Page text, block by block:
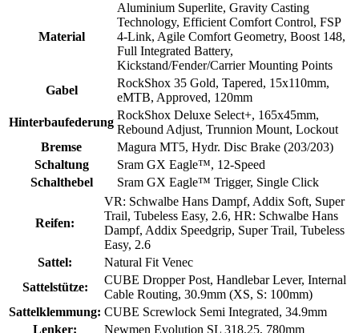
Material
Aluminium Superlite, Gravity Casting
Technology, Efficient Comfort Control, FSP
4-Link, Agile Comfort Geometry, Boost 148,
Full Integrated Battery,
Kickstand/Fender/Carrier Mounting Points
Gabel
RockShox 35 Gold, Tapered, 15x110mm,
eMTB, Approved, 120mm
Hinterbaufederung
RockShox Deluxe Select+, 165x45mm,
Rebound Adjust, Trunnion Mount, Lockout
Bremse
Magura MT5, Hydr. Disc Brake (203/203)
Schaltung
Sram GX Eagle™, 12-Speed
Schalthebel
Sram GX Eagle™ Trigger, Single Click
Reifen:
VR: Schwalbe Hans Dampf, Addix Soft, Super
Trail, Tubeless Easy, 2.6, HR: Schwalbe Hans
Dampf, Addix Speedgrip, Super Trail, Tubeless
Easy, 2.6
Sattel:
Natural Fit Venec
Sattelstütze:
CUBE Dropper Post, Handlebar Lever, Internal
Cable Routing, 30.9mm (XS, S: 100mm)
Sattelklemmung: CUBE Screwlock Semi Integrated, 34.9mm
Lenker:
Newmen Evolution SL 318.25, 780mm